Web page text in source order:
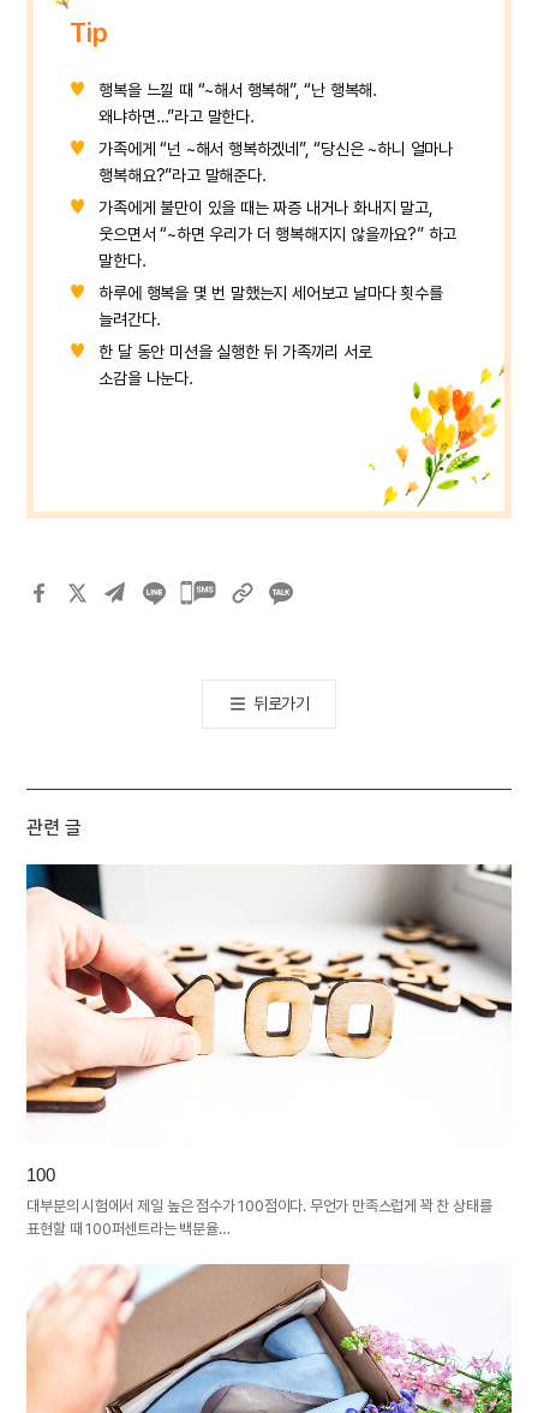
Tip
행복을 느낄 때 “~해서 행복해”, “난 행복해.
왜냐하면…”라고 말한다.
가족에게 “넌 ~해서 행복하겠네”, “당신은 ~하니 얼마나
행복해요?”라고 말해준다.
가족에게 불만이 있을 때는 짜증 내거나 화내지 말고,
웃으면서 “~하면 우리가 더 행복해지지 않을까요?” 하고
말한다.
하루에 행복을 몇 번 말했는지 세어보고 날마다 횟수를
늘려간다.
한 달 동안 미션을 실행한 뒤 가족끼리 서로
소감을 나눈다.
카카오톡
뒤로가기
관련 글
100
대부분의 시험에서 제일 높은 점수가 100점이다. 무언가 만족스럽게 꽉 찬 상태를
표현할 때 100퍼센트라는 백분율…